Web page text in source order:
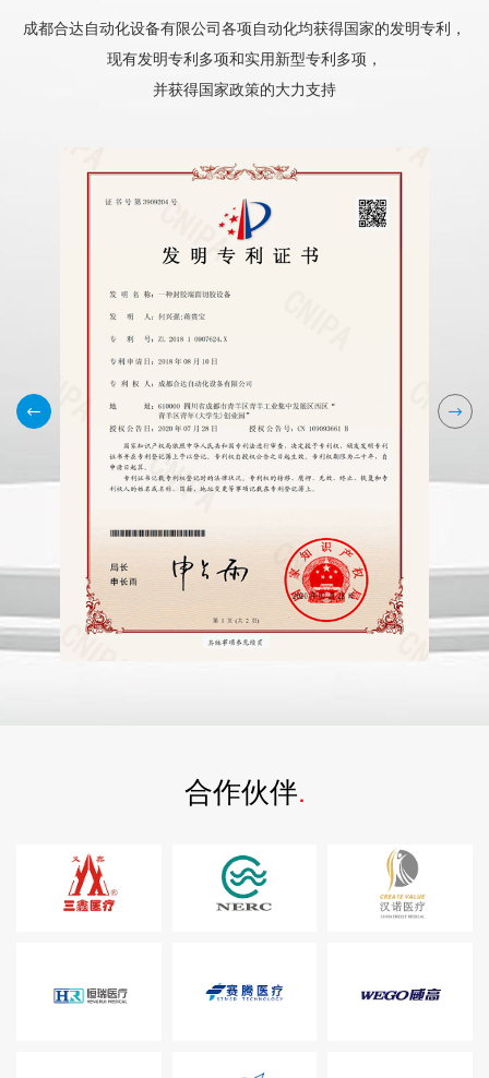
成都合达自动化设备有限公司各项自动化均获得国家的发明专利，
现有发明专利多项和实用新型专利多项，
并获得国家政策的大力支持
合作伙伴.